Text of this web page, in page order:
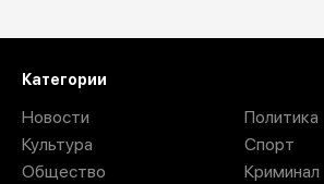
Категории
Новости
Культура
Общество
Политика
Спорт
Криминал